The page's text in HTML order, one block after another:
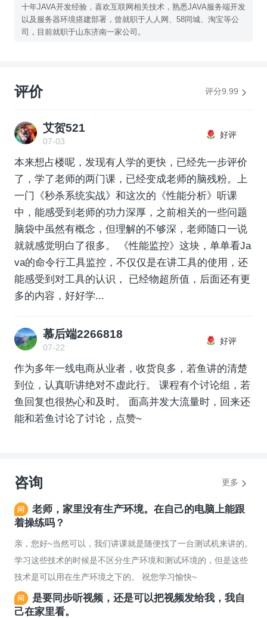
十年JAVA开发经验，喜欢互联网相关技术，熟悉JAVA服务端开发
以及服务器环境搭建部署，曾就职于人人网、58同城、淘宝等公
司，目前就职于山东济南一家公司。
评价 评分9.99
艾贺521
07-03
好评
本来想占楼呢，发现有人学的更快，已经先一步评价
了，学了老师的两门课，已经变成老师的脑残粉。上
一门《秒杀系统实战》和这次的《性能分析》听课
中，能感受到老师的功力深厚，之前相关的一些问题
脑袋中虽然有概念，但理解的不够深，老师随口一说
就就感觉明白了很多。 《性能监控》这块，单单看Ja
va的命令行工具监控，不仅仅是在讲工具的使用，还
能感受到对工具的认识， 已经物超所值，后面还有更
多的内容，好好学...
慕后端2266818
07-22
好评
作为多年一线电商从业者，收货良多，若鱼讲的清楚
到位，认真听讲绝对不虚此行。 课程有个讨论组，若
鱼回复也很热心和及时。 面高并发大流量时，回来还
能和若鱼讨论了讨论，点赞~
咨询 更多
老师，家里没有生产环境。在自己的电脑上能跟
着操练吗？
亲，您好~当然可以，我们讲课就是随便找了一台测试机来讲的。
学习这些技术的时候是不区分生产环境和测试环境的，但是这些
技术是可以用在生产环境之下的。 祝您学习愉快~
是要同步听视频，还是可以把视频发给我，我自
己在家里看。